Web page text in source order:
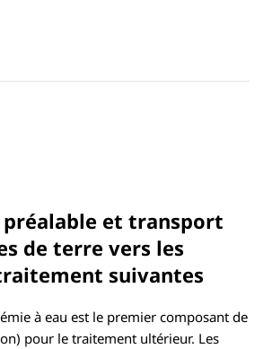
et transport
de terre vers les
suivantes
à eau est le premier composant de
pour le traitement ultérieur. Les